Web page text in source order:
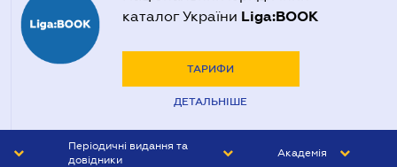
каталог України Liga:BOOK
ТАРИФИ
ДЕТАЛЬНІШЕ
Періодичні видання та
довідники
Академія